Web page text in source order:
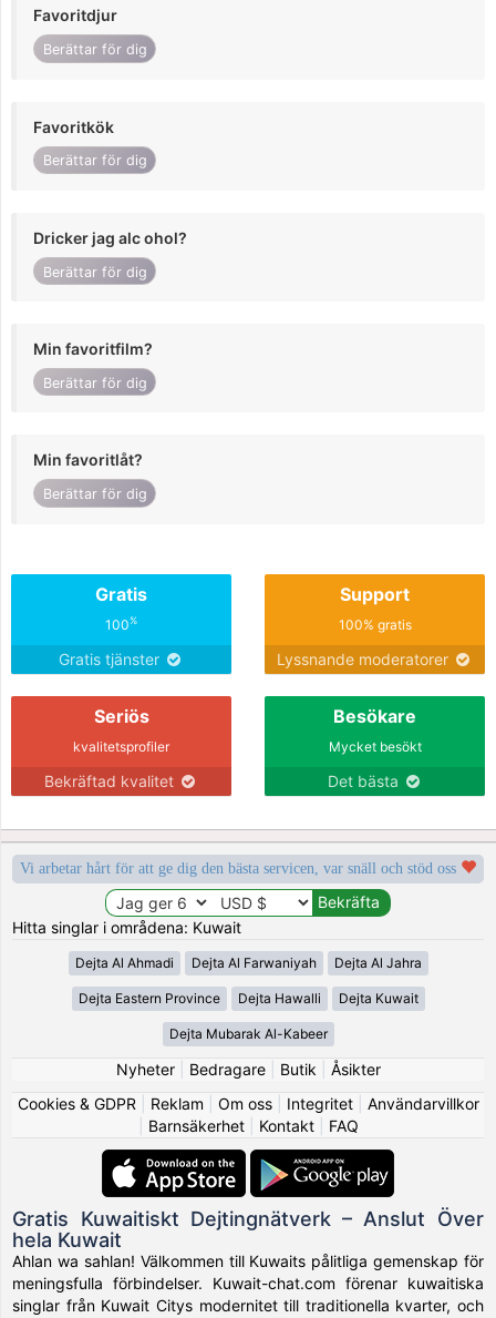
Favoritdjur
Berättar för dig
Favoritkök
Berättar för dig
Dricker jag alc ohol?
Berättar för dig
Min favoritfilm?
Berättar för dig
Min favoritlåt?
Berättar för dig
Gratis
100%
Gratis tjänster
Support
100% gratis
Lyssnande moderatorer
Seriös
kvalitetsprofiler
Bekräftad kvalitet
Besökare
Mycket besökt
Det bästa
Vi arbetar hårt för att ge dig den bästa servicen, var snäll och stöd oss
Hitta singlar i områdena: Kuwait
Dejta Al Ahmadi Dejta Al Farwaniyah Dejta Al Jahra
Dejta Eastern Province Dejta Hawalli Dejta Kuwait
Dejta Mubarak Al-Kabeer
Nyheter| Bedragare| Butik
Åsikter
Cookies & GDPR
Reklam Om oss| Integritet| Användarvillkor
Barnsäkerhet| Kontakt| FAQ
Gratis Kuwaitiskt Dejtingnätverk – Anslut Över
hela Kuwait
Ahlan wa sahlan! Välkommen till Kuwaits pålitliga gemenskap för
meningsfulla förbindelser. Kuwait-chat.com förenar kuwaitiska
singlar från Kuwait Citys modernitet till traditionella kvarter, och